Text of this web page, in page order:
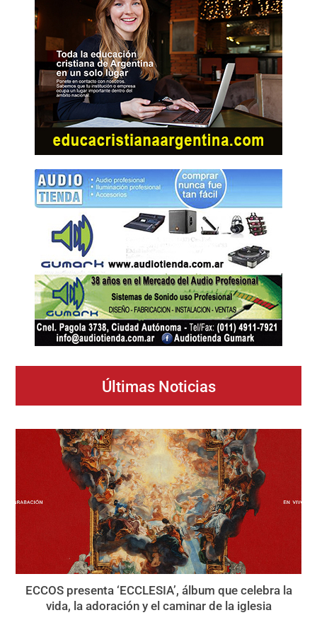
Últimas Noticias
ECCOS presenta ‘ECCLESIA’, álbum que celebra la
vida, la adoración y el caminar de la iglesia